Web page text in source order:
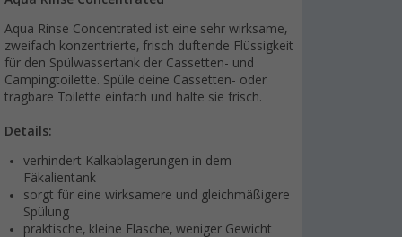
Aqua Rinse Concentrated ist eine sehr wirksame,
zweifach konzentrierte, frisch duftende Flüssigkeit
für den Spülwassertank der Cassetten- und
Campingtoilette. Spüle deine Cassetten- oder
tragbare Toilette einfach und halte sie frisch.
Details:
verhindert Kalkablagerungen in dem
Fäkalientank
sorgt für eine wirksamere und gleichmäßigere
Spülung
praktische, kleine Flasche, weniger Gewicht